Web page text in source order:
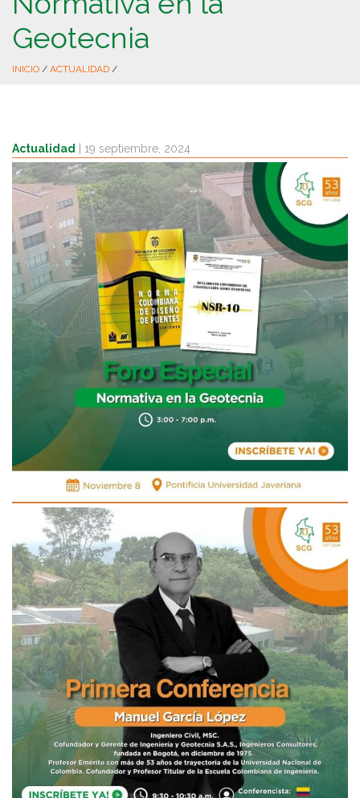
Geotecnia
INICIO / ACTUALIDAD /
Actualidad 19 septiembre, 2024